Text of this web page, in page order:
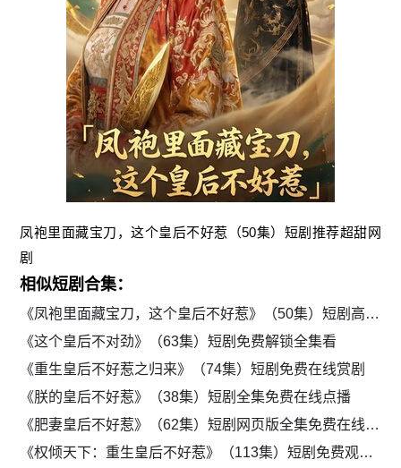
凤袍里面藏宝刀，这个皇后不好惹（50集）短剧推荐超甜网
剧
相似短剧合集：
《凤袍里面藏宝刀，这个皇后不好惹》（50集）短剧高清全集免费追
《这个皇后不对劲》（63集）短剧免费解锁全集看
《重生皇后不好惹之归来》（74集）短剧免费在线赏剧
《朕的皇后不好惹》（38集）短剧全集免费在线点播
《肥妻皇后不好惹》（62集）短剧网页版全集免费在线播放
《权倾天下：重生皇后不好惹》（113集）短剧免费观看全集资源